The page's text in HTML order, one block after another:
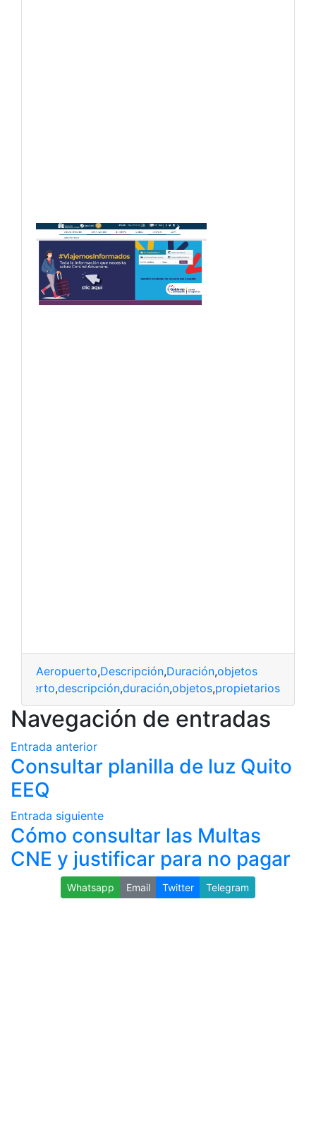
Aeropuerto,Descripción,Duración,objetos
,descripción,duración,objetos,propietarios
Navegación de entradas
Entrada anterior
Consultar planilla de luz Quito
EEQ
Entrada siguiente
Cómo consultar las Multas
CNE y justificar para no pagar
Whatsapp Email Twitter Telegram